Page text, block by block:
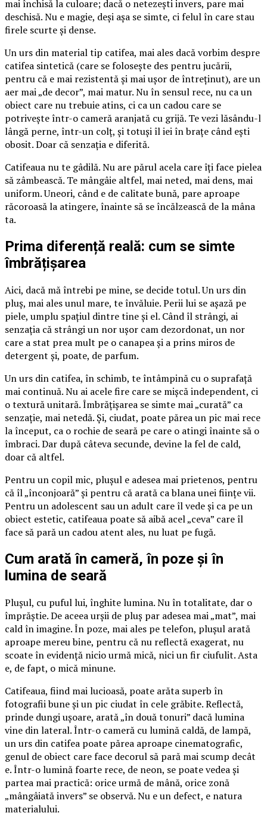
mai închisă la culoare; dacă o netezești invers, pare mai
deschisă. Nu e magie, deși așa se simte, ci felul în care stau
firele scurte și dense.
Un urs din material tip catifea, mai ales dacă vorbim despre
catifea sintetică (care se folosește des pentru jucării,
pentru că e mai rezistentă și mai ușor de întreținut), are un
aer mai „de decor”, mai matur. Nu în sensul rece, nu ca un
obiect care nu trebuie atins, ci ca un cadou care se
potrivește într-o cameră aranjată cu grijă. Te vezi lăsându-l
lângă perne, într-un colț, și totuși îl iei în brațe când ești
obosit. Doar că senzația e diferită.
Catifeaua nu te gâdilă. Nu are părul acela care îți face pielea
să zâmbească. Te mângâie altfel, mai neted, mai dens, mai
uniform. Uneori, când e de calitate bună, pare aproape
răcoroasă la atingere, înainte să se încălzească de la mâna
ta.
Prima diferență reală: cum se simte
îmbrățișarea
Aici, dacă mă întrebi pe mine, se decide totul. Un urs din
pluș, mai ales unul mare, te învăluie. Perii lui se așază pe
piele, umplu spațiul dintre tine și el. Când îl strângi, ai
senzația că strângi un nor ușor cam dezordonat, un nor
care a stat prea mult pe o canapea și a prins miros de
detergent și, poate, de parfum.
Un urs din catifea, în schimb, te întâmpină cu o suprafață
mai continuă. Nu ai acele fire care se mișcă independent, ci
o textură unitară. Îmbrățișarea se simte mai „curată” ca
senzație, mai netedă. Și, ciudat, poate părea un pic mai rece
la început, ca o rochie de seară pe care o atingi înainte să o
îmbraci. Dar după câteva secunde, devine la fel de cald,
doar că altfel.
Pentru un copil mic, plușul e adesea mai prietenos, pentru
că îl „înconjoară” și pentru că arată ca blana unei ființe vii.
Pentru un adolescent sau un adult care îl vede și ca pe un
obiect estetic, catifeaua poate să aibă acel „ceva” care îl
face să pară un cadou atent ales, nu luat pe fugă.
Cum arată în cameră, în poze și în
lumina de seară
Plușul, cu puful lui, înghite lumina. Nu în totalitate, dar o
împrăștie. De aceea urșii de pluș par adesea mai „mat”, mai
cald în imagine. În poze, mai ales pe telefon, plușul arată
aproape mereu bine, pentru că nu reflectă exagerat, nu
scoate în evidență nicio urmă mică, nici un fir ciufulit. Asta
e, de fapt, o mică minune.
Catifeaua, fiind mai lucioasă, poate arăta superb în
fotografii bune și un pic ciudat în cele grăbite. Reflectă,
prinde dungi ușoare, arată „în două tonuri” dacă lumina
vine din lateral. Într-o cameră cu lumină caldă, de lampă,
un urs din catifea poate părea aproape cinematografic,
genul de obiect care face decorul să pară mai scump decât
e. Într-o lumină foarte rece, de neon, se poate vedea și
partea mai practică: orice urmă de mână, orice zonă
„mângâiată invers” se observă. Nu e un defect, e natura
materialului.